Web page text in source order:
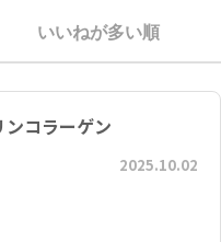
いいねが多い順
コラーゲン
2025.10.02